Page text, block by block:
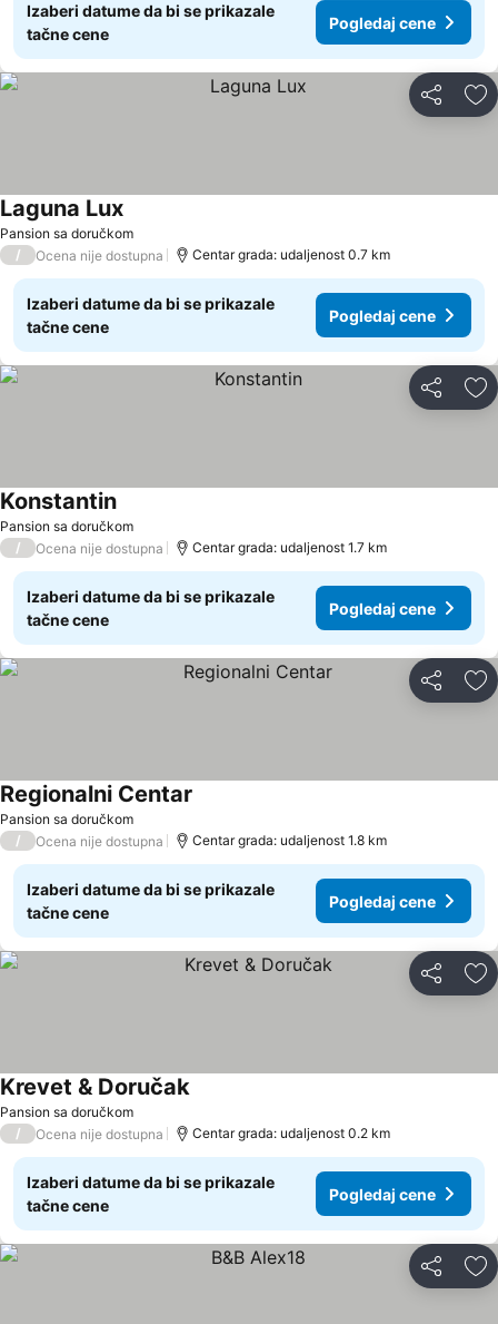
Izaberi datume da bi se prikazale
tačne cene
Pogledaj cene
Deli
Pansion sa doručkom
Laguna LuxPogledaj cene
/ Ocena nije dostupna Centar grada: udaljenost 0.7 km
Izaberi datume da bi se prikazale
tačne cene
Pogledaj cene
Deli
Pansion sa doručkom
KonstantinPogledaj cene
/ Ocena nije dostupna Centar grada: udaljenost 1.7 km
Izaberi datume da bi se prikazale
tačne cene
Pogledaj cene
Deli
Pansion sa doručkom
Regionalni Centar
/ Ocena nije dostupna Centar grada: udaljenost 1.8 km
Izaberi datume da bi se prikazale
tačne cene
Pogledaj cene
Deli
Pansion sa doručkom
Krevet & DoručakPogledaj cene
/ Ocena nije dostupna Centar grada: udaljenost 0.2 km
Izaberi datume da bi se prikazale
tačne cene
Pogledaj cene
Deli